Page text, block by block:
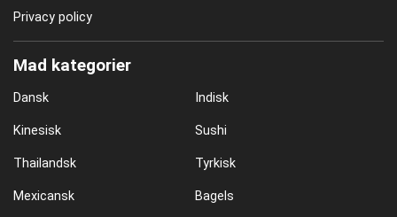
Privacy policy
Mad kategorier
Dansk Indisk
Kinesisk Sushi
Thailandsk Tyrkisk
Mexicansk Bagels